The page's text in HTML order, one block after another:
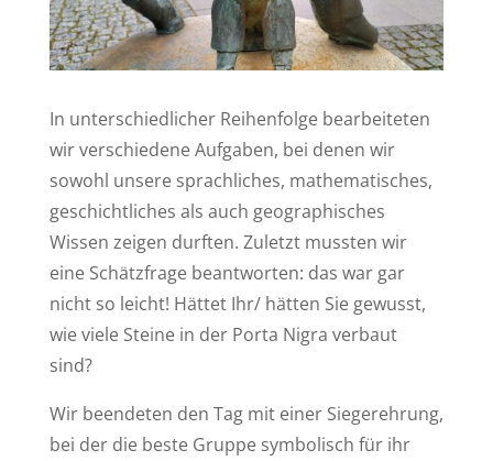
In unterschiedlicher Reihenfolge bearbeiteten
wir verschiedene Aufgaben, bei denen wir
sowohl unsere sprachliches, mathematisches,
geschichtliches als auch geographisches
Wissen zeigen durften. Zuletzt mussten wir
eine Schätzfrage beantworten: das war gar
nicht so leicht! Hättet Ihr/ hätten Sie gewusst,
wie viele Steine in der Porta Nigra verbaut
sind?
Wir beendeten den Tag mit einer Siegerehrung,
bei der die beste Gruppe symbolisch für ihr